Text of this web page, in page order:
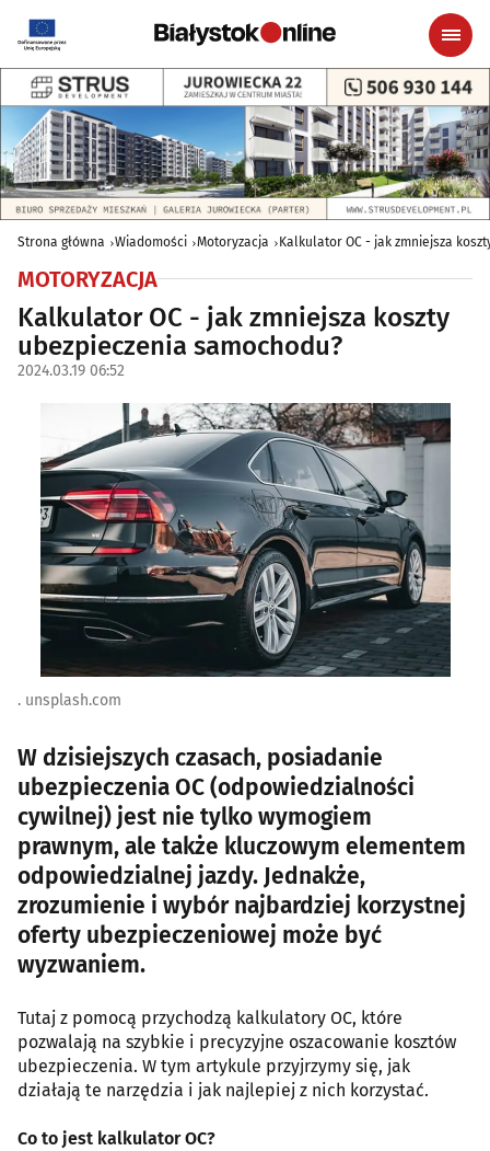
Strona główna Wiadomości Motoryzacja Kalkulator OC - jak zmniejsza
MOTORYZACJA
Kalkulator OC - jak zmniejsza koszty
ubezpieczenia samochodu?
2024.03.19 06:52
. unsplash.com
W dzisiejszych czasach, posiadanie
ubezpieczenia OC (odpowiedzialności
cywilnej) jest nie tylko wymogiem
prawnym, ale także kluczowym elementem
odpowiedzialnej jazdy. Jednakże,
zrozumienie i wybór najbardziej korzystnej
oferty ubezpieczeniowej może być
wyzwaniem.
Tutaj z pomocą przychodzą kalkulatory OC, które
pozwalają na szybkie i precyzyjne oszacowanie kosztów
ubezpieczenia. W tym artykule przyjrzymy się, jak
działają te narzędzia i jak najlepiej z nich korzystać.
Co to jest kalkulator OC?